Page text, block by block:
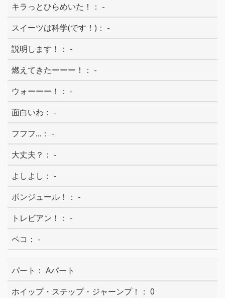
-
-
-
-
-
-
-
-
-
-
-
-
Aパート
0